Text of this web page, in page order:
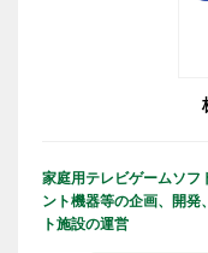
家庭用テレビゲームソフ
ント機器等の企画、開
ト施設の運営